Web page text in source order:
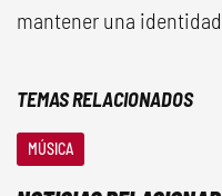
mantener una
TEMAS RELACIONADOS
MÚSICA